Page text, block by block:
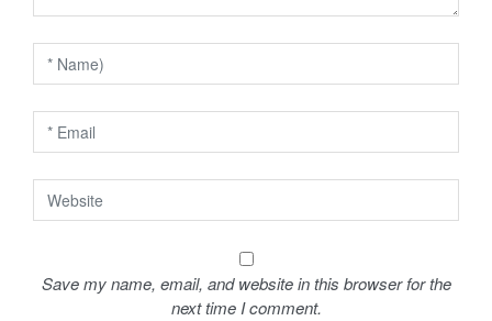
a
r
t
i
c
l
e
Save my name, email, and website in this browser for the
next time I comment.